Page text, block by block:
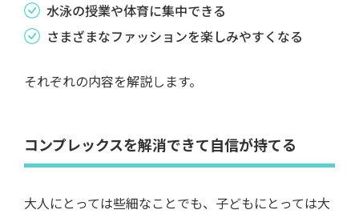
水泳の授業や体育に集中できる
さまざまなファッションを楽しみやすくなる
それぞれの内容を解説します。
コンプレックスを解消できて自信が持てる
大人にとっては些細なことでも、子どもにとっては大